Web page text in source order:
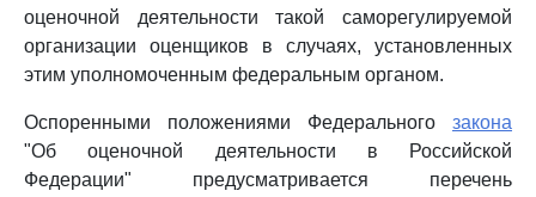
оценочной деятельности такой саморегулируемой
организации оценщиков в случаях, установленных
этим уполномоченным федеральным органом.
Оспоренными положениями Федерального закона
"Об оценочной деятельности в Российской
Федерации" предусматривается перечень